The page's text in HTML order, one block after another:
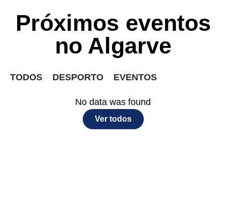
Próximos eventos
no Algarve
TODOS DESPORTO EVENTOS
No data was found
Ver todos